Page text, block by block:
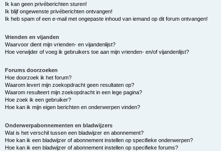
Ik kan geen privéberichten sturen!
Ik blijf ongewenste privéberichten ontvangen!
Ik heb spam of een e-mail met ongepaste inhoud van iemand op dit forum ontvangen!
Vrienden en vijanden
Waarvoor dient mijn vrienden- en vijandenlijst?
Hoe verwijder of voeg ik gebruikers toe aan mijn vrienden- en/of vijandenlijst?
Forums doorzoeken
Hoe doorzoek ik het forum?
Waarom levert mijn zoekopdracht geen resultaten op?
Waarom resulteert mijn zoekopdracht in een lege pagina?
Hoe zoek ik een gebruiker?
Hoe kan ik mijn eigen berichten en onderwerpen vinden?
Onderwerpabonnementen en bladwijzers
Wat is het verschil tussen een bladwijzer en abonnement?
Hoe kan ik een bladwijzer of abonnement instellen op specifieke onderwerpen?
Hoe kan ik een bladwijzer of abonnement instellen op specifieke forums?